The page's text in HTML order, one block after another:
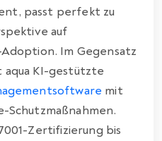
passt perfekt zu
auf
Im Gegensatz
KI-gestützte
mit
Zertifizierung bis